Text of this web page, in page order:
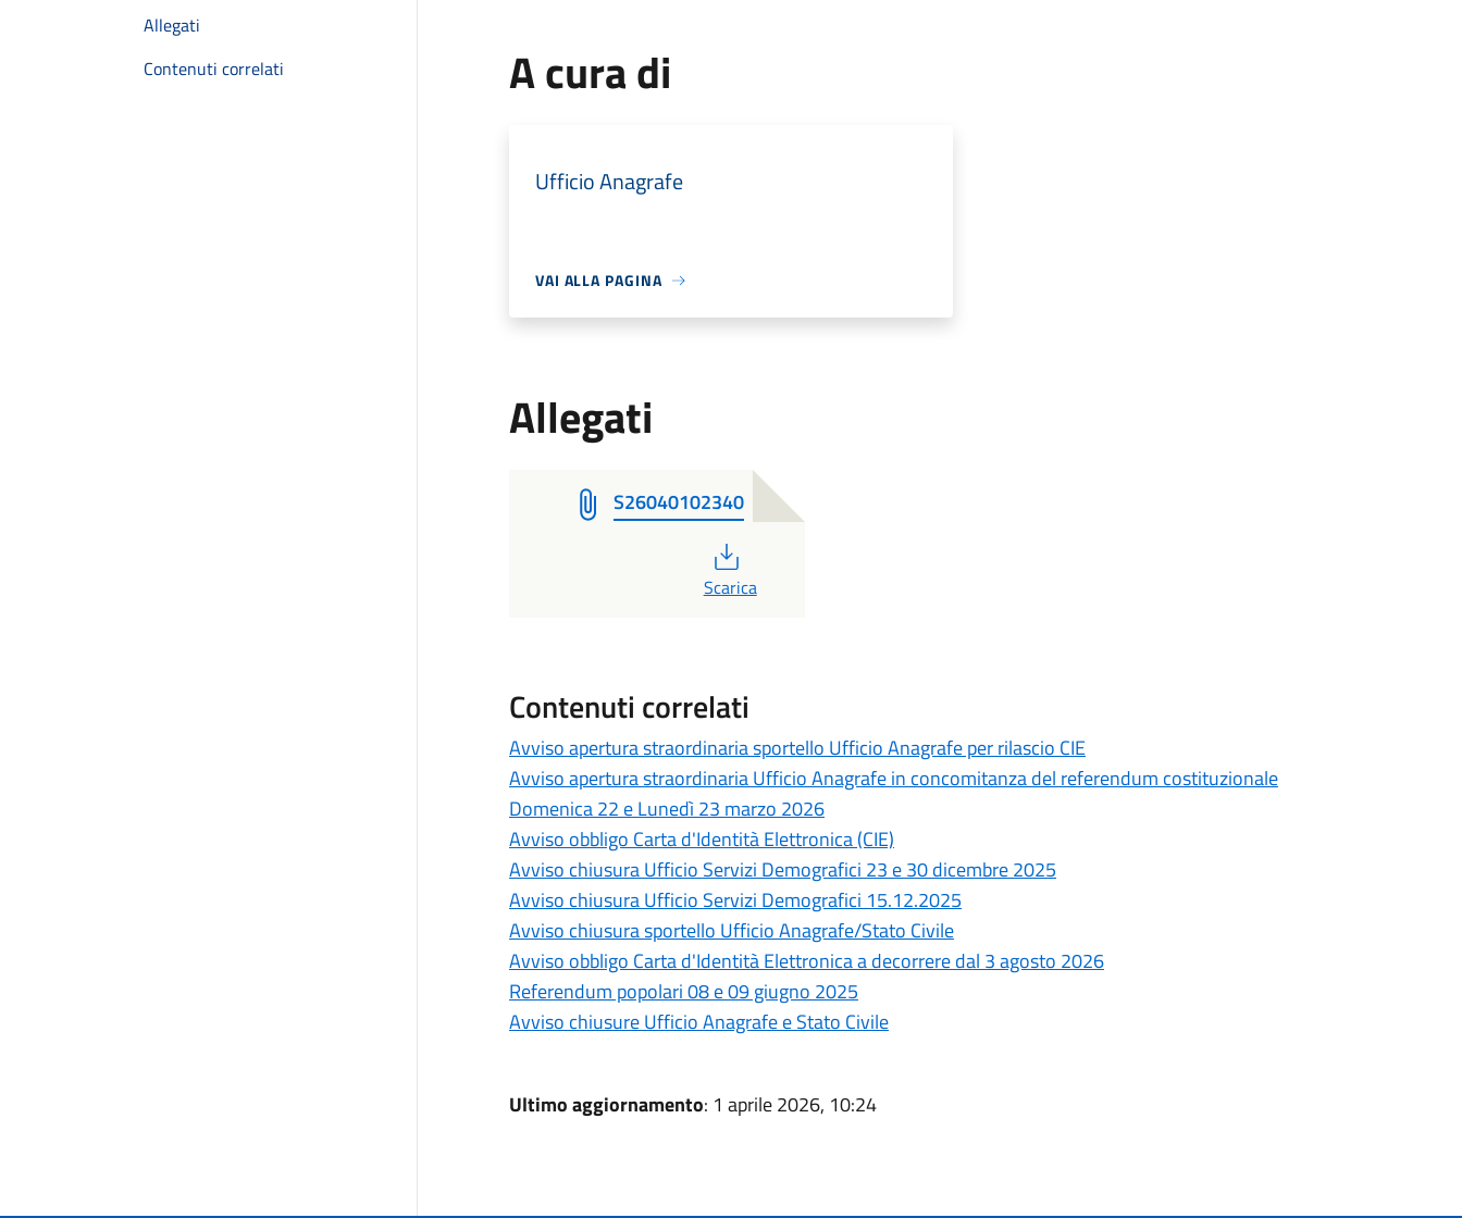
Allegati
Contenuti correlati
A cura di
Ufficio Anagrafe
VAI ALLA PAGINA
Allegati
S26040102340
Scarica
Contenuti correlati
Avviso apertura straordinaria sportello Ufficio Anagrafe per rilascio CIE
Avviso apertura straordinaria Ufficio Anagrafe in concomitanza del referendum costituzionale
Domenica 22 e Lunedì 23 marzo 2026
Avviso obbligo Carta d'Identità Elettronica (CIE)
Avviso chiusura Ufficio Servizi Demografici 23 e 30 dicembre 2025
Avviso chiusura Ufficio Servizi Demografici 15.12.2025
Avviso chiusura sportello Ufficio Anagrafe/Stato Civile
Avviso obbligo Carta d'Identità Elettronica a decorrere dal 3 agosto 2026
Referendum popolari 08 e 09 giugno 2025
Avviso chiusure Ufficio Anagrafe e Stato Civile
Ultimo aggiornamento: 1 aprile 2026, 10:24